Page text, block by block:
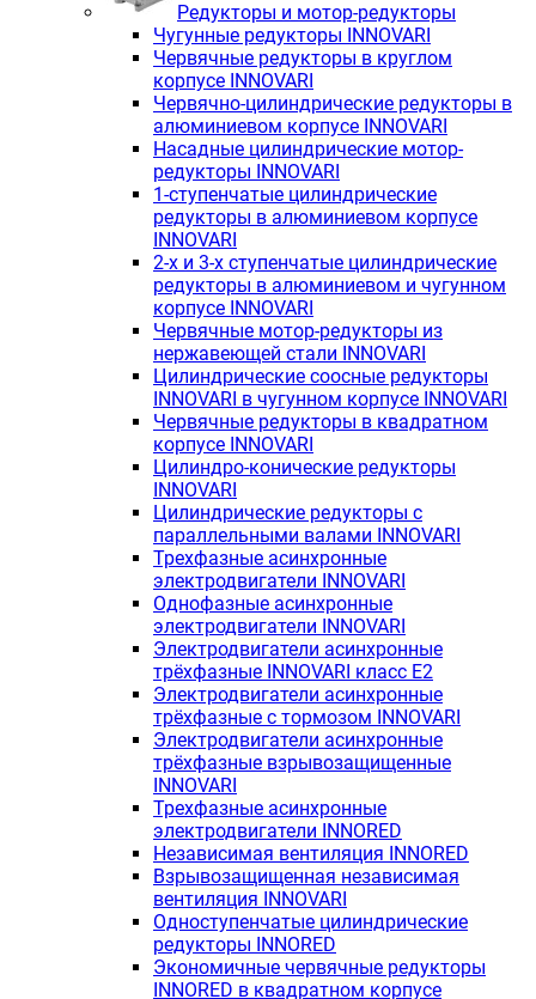
Редукторы и мотор-редукторы
Чугунные редукторы INNOVARI
Червячные редукторы в круглом
корпусе INNOVARI
Червячно-цилиндрические редукторы в
алюминиевом корпусе INNOVARI
Насадные цилиндрические мотор-
редукторы INNOVARI
1-ступенчатые цилиндрические
редукторы в алюминиевом корпусе
INNOVARI
2-х и 3-х ступенчатые цилиндрические
редукторы в алюминиевом и чугунном
корпусе INNOVARI
Червячные мотор-редукторы из
нержавеющей стали INNOVARI
Цилиндрические соосные редукторы
INNOVARI в чугунном корпусе INNOVARI
Червячные редукторы в квадратном
корпусе INNOVARI
Цилиндро-конические редукторы
INNOVARI
Цилиндрические редукторы с
параллельными валами INNOVARI
Трехфазные асинхронные
электродвигатели INNOVARI
Однофазные асинхронные
электродвигатели INNOVARI
Электродвигатели асинхронные
трёхфазные INNOVARI класс E2
Электродвигатели асинхронные
трёхфазные с тормозом INNOVARI
Электродвигатели асинхронные
трёхфазные взрывозащищенные
INNOVARI
Трехфазные асинхронные
электродвигатели INNORED
Независимая вентиляция INNORED
Взрывозащищенная независимая
вентиляция INNOVARI
Одноступенчатые цилиндрические
редукторы INNORED
Экономичные червячные редукторы
INNORED в квадратном корпусе